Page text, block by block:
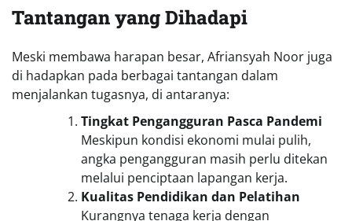
Tantangan yang Dihadapi
Meski membawa harapan besar, Afriansyah Noor juga
di hadapkan pada berbagai tantangan dalam
menjalankan tugasnya, di antaranya:
Tingkat Pengangguran Pasca Pandemi
Meskipun kondisi ekonomi mulai pulih,
angka pengangguran masih perlu ditekan
melalui penciptaan lapangan kerja.
Kualitas Pendidikan dan Pelatihan
Kurangnya tenaga kerja dengan